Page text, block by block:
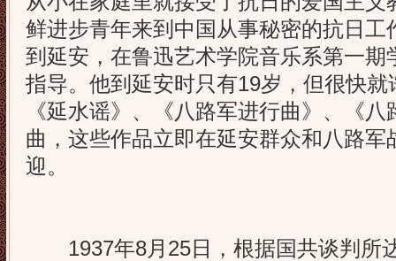
鲜进步青年来到中国从事秘密的抗日工
到延安，在鲁迅艺术学院音乐系第一期
指导。他到延安时只有19岁，但很快
《延水谣》、《八路军进行曲》、《
曲，这些作品立即在延安群众和八路军
迎。
1937年8月25日，根据国共谈判所